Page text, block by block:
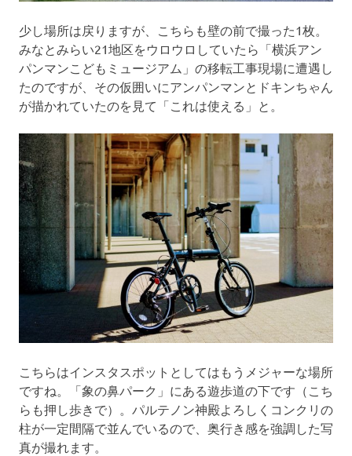
少し場所は戻りますが、こちらも壁の前で撮った1枚。
みなとみらい21地区をウロウロしていたら「横浜アン
パンマンこどもミュージアム」の移転工事現場に遭遇し
たのですが、その仮囲いにアンパンマンとドキンちゃん
が描かれていたのを見て「これは使える」と。
こちらはインスタスポットとしてはもうメジャーな場所
ですね。「象の鼻パーク」にある遊歩道の下です（こち
らも押し歩きで）。パルテノン神殿よろしくコンクリの
柱が一定間隔で並んでいるので、奥行き感を強調した写
真が撮れます。